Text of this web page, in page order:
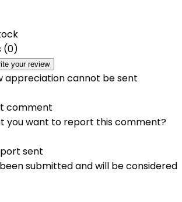
(0)
your review
appreciation cannot be sent
comment
you want to report this comment?
sent
submitted and will be considered